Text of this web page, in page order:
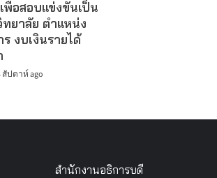
พื่อสอบแข่งขันเป็น
ยาลัย ตำแหน่ง
งบเงินรายได้
สัปดาห์ ago
สำนักงานอธิการบดี